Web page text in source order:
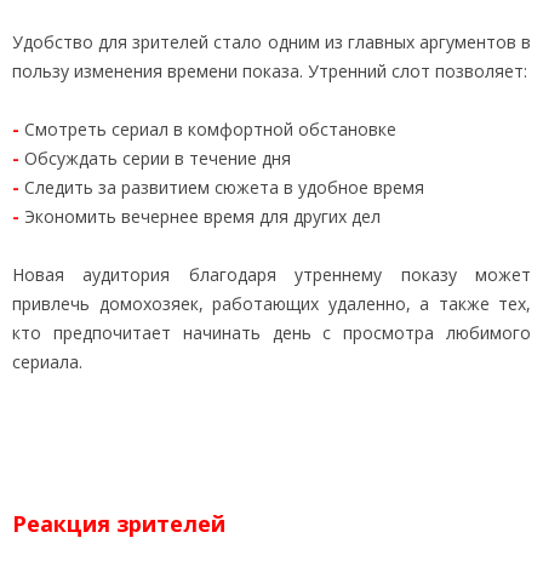
Удобство для зрителей стало одним из главных аргументов в
пользу изменения времени показа. Утренний слот позволяет:
- Смотреть сериал в комфортной обстановке
- Обсуждать серии в течение дня
- Следить за развитием сюжета в удобное время
- Экономить вечернее время для других дел
Новая аудитория благодаря утреннему показу может
привлечь домохозяек, работающих удаленно, а также тех,
кто предпочитает начинать день с просмотра любимого
сериала.
Реакция зрителей